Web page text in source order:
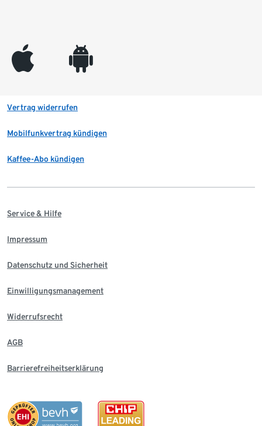
appleinc android
Vertrag widerrufen
Mobilfunkvertrag kündigen
Kaffee-Abo kündigen
Service & Hilfe
Impressum
Datenschutz und Sicherheit
Einwilligungsmanagement
Widerrufsrecht
AGB
Barrierefreiheitserklärung